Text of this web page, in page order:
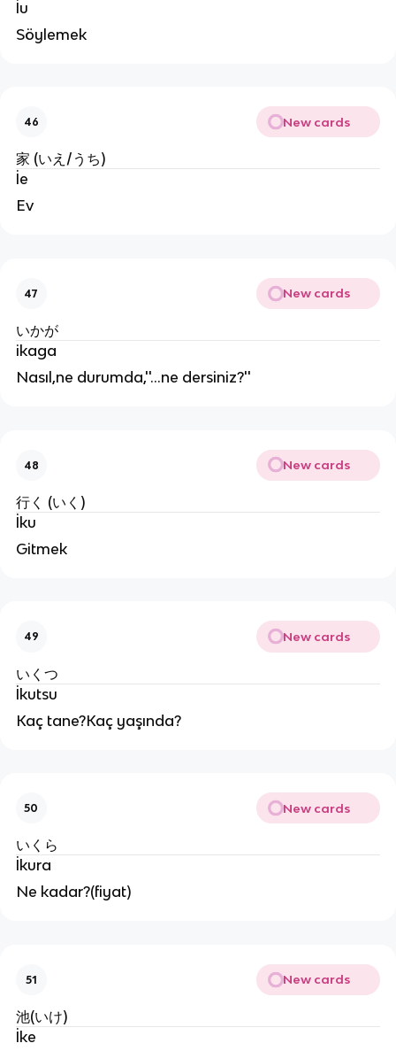
İu
Söylemek
46 New cards
家 (いえ/うち)
İe
Ev
47 New cards
いかが
ikaga
Nasıl,ne durumda,''...ne dersiniz?''
48 New cards
行く (いく)
İku
Gitmek
49 New cards
いくつ
İkutsu
Kaç tane?Kaç yaşında?
50 New cards
いくら
İkura
Ne kadar?(fiyat)
51 New cards
池(いけ)
İke